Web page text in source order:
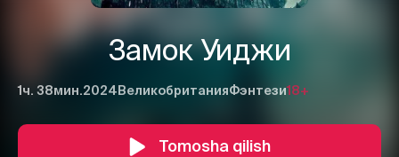
Замок Уиджи
1ч. 38мин.2024 ВеликобританияФэнтези18+
Tomosha qilish